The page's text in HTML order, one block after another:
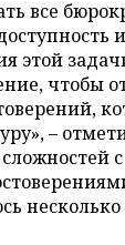
все
этой
чтобы
–
с